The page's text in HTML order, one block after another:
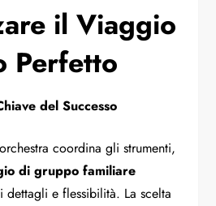
il Viaggio
Perfetto
del Successo
coordina gli strumenti,
di gruppo familiare
dettagli e flessibilità. La scelta